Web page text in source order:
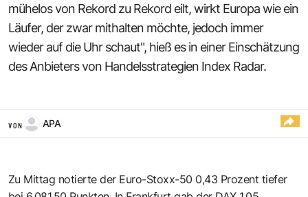
mühelos von Rekord zu Rekord eilt, wirkt Europa wie ein
Läufer, der zwar mithalten möchte, jedoch immer
wieder auf die Uhr schaut", hieß es in einer Einschätzung
des Anbieters von Handelsstrategien Index Radar.
VON APA
Zu Mittag notierte der Euro-Stoxx-50 0,43 Prozent tiefer